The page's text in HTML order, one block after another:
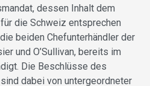
dessen Inhalt dem
die Schweiz entsprechen
beiden Chefunterhändler der
und O’Sullivan, bereits im
Die Beschlüsse des
dabei von untergeordneter